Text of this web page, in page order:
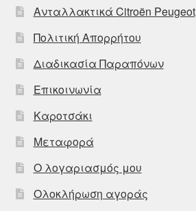
Ανταλλακτικά Citroën Peugeot
Πολιτική Απορρήτου
Διαδικασία Παραπόνων
Επικοινωνία
Καροτσάκι
Μεταφορά
Ο λογαριασμός μου
Ολοκλήρωση αγοράς